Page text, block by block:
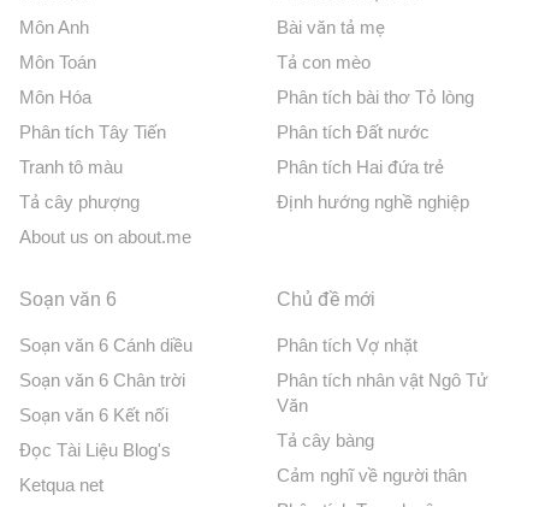
Môn Anh
Môn Toán
Môn Hóa
Phân tích Tây Tiến
Tranh tô màu
Tả cây phượng
About us on about.me
Bài văn tả mẹ
Tả con mèo
Phân tích bài thơ Tỏ lòng
Phân tích Đất nước
Phân tích Hai đứa trẻ
Định hướng nghề nghiệp
Soạn văn 6
Soạn văn 6 Cánh diều
Soạn văn 6 Chân trời
Soạn văn 6 Kết nối
Đọc Tài Liệu Blog's
Ketqua net
Chủ đề mới
Phân tích Vợ nhặt
Phân tích nhân vật Ngô Tử
Văn
Tả cây bàng
Cảm nghĩ về người thân